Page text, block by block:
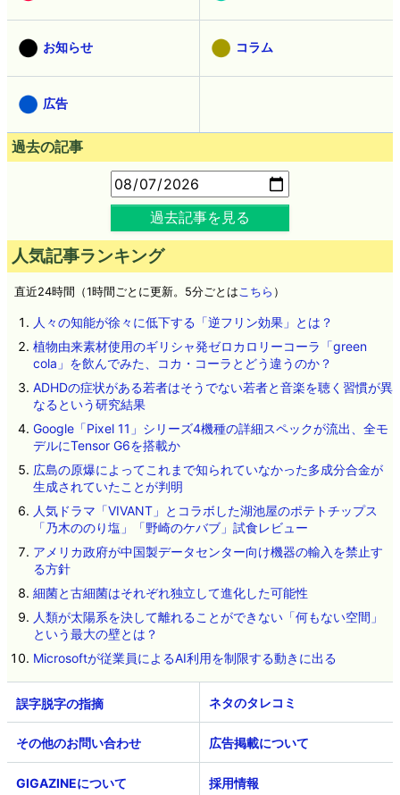
お知らせ コラム
広告
過去の記事
過去記事を見る
人気記事ランキング
直近24時間（1時間ごとに更新。5分ごとはこちら ）
人々の知能が徐々に低下する「逆フリン効果」とは？
植物由来素材使用のギリシャ発ゼロカロリーコーラ「green
cola」を飲んでみた、コカ・コーラとどう違うのか？
ADHDの症状がある若者はそうでない若者と音楽を聴く習慣が異
なるという研究結果
Google「Pixel 11」シリーズ4機種の詳細スペックが流出、全モ
デルにTensor G6を搭載か
広島の原爆によってこれまで知られていなかった多成分合金が
生成されていたことが判明
人気ドラマ「VIVANT」とコラボした湖池屋のポテトチップス
「乃木ののり塩」「野崎のケバブ」試食レビュー
アメリカ政府が中国製データセンター向け機器の輸入を禁止す
る方針
細菌と古細菌はそれぞれ独立して進化した可能性
人類が太陽系を決して離れることができない「何もない空間」
という最大の壁とは？
Microsoftが従業員によるAI利用を制限する動きに出る
ネタのタレコミ
その他のお問い合わせ 広告掲載について
GIGAZINEについて 採用情報